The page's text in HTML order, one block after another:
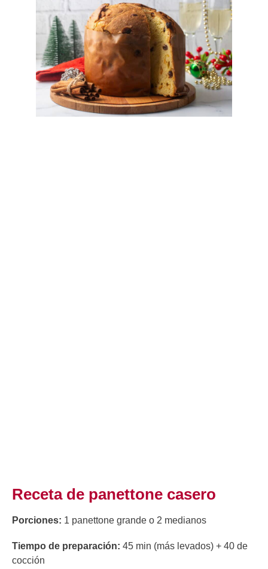
Receta de panettone casero
Porciones: 1 panettone grande o 2 medianos
Tiempo de preparación: 45 min (más levados) + 40 de
cocción